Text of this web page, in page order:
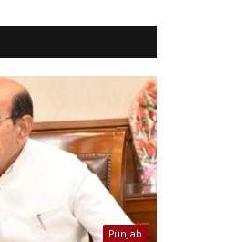
Punjab